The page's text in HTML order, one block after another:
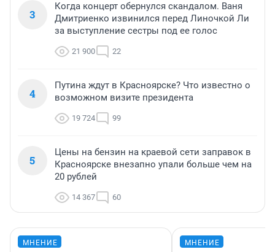
3
Когда концерт обернулся скандалом. Ваня
Дмитриенко извинился перед Линочкой Ли
за выступление сестры под ее голос
21 900 22
4
Путина ждут в Красноярске? Что известно о
возможном визите президента
19 724 99
5
Цены на бензин на краевой сети заправок в
Красноярске внезапно упали больше чем на
20 рублей
14 367 60
МНЕНИЕ МНЕНИЕ